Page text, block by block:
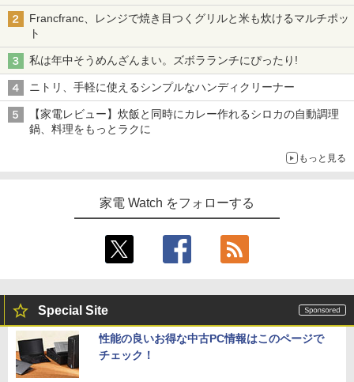
Francfranc、レンジで焼き目つくグリルと米も炊けるマルチポッ
ト
私は年中そうめんざんまい。ズボラランチにぴったり!
ニトリ、手軽に使えるシンプルなハンディクリーナー
【家電レビュー】炊飯と同時にカレー作れるシロカの自動調理
鍋、料理をもっとラクに
もっと見る
家電 Watch をフォローする
Special Site
性能の良いお得な中古PC情報はこのページで
チェック！